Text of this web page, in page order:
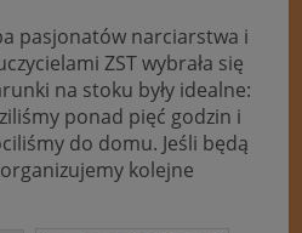
pasjonatów narciarstwa i
ZST wybrała się
na stoku były idealne:
ponad pięć godzin i
do domu. Jeśli będą
kolejne